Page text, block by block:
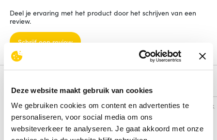
Deze website maakt gebruik van cookies
We gebruiken cookies om content en advertenties te
personaliseren, voor social media om ons
websiteverkeer te analyseren. Je gaat akkoord met onze
Deel je ervaring met het product door het schrijven van een
review.
Schrijf een review
Alternatieven
Vergelijk Vergelijk